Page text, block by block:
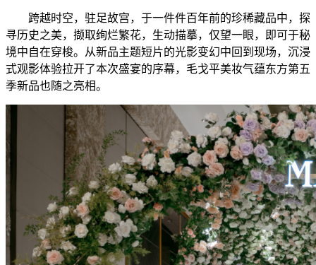
跨越时空，驻足故宫，于一件件百年前的珍稀藏品中，探
寻历史之美，撷取绚烂繁花，生动描摹，仅望一眼，即可于秘
境中自在穿梭。从新品主题短片的光影变幻中回到现场，沉浸
式观影体验拉开了本次盛宴的序幕，毛戈平美妆气蕴东方第五
季新品也随之亮相。